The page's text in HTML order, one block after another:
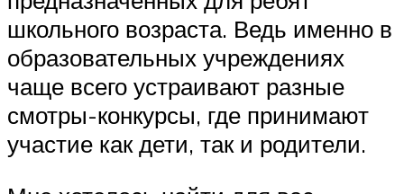
школьного возраста. Ведь именно в
образовательных учреждениях
чаще всего устраивают разные
смотры-конкурсы, где принимают
участие как дети, так и родители.